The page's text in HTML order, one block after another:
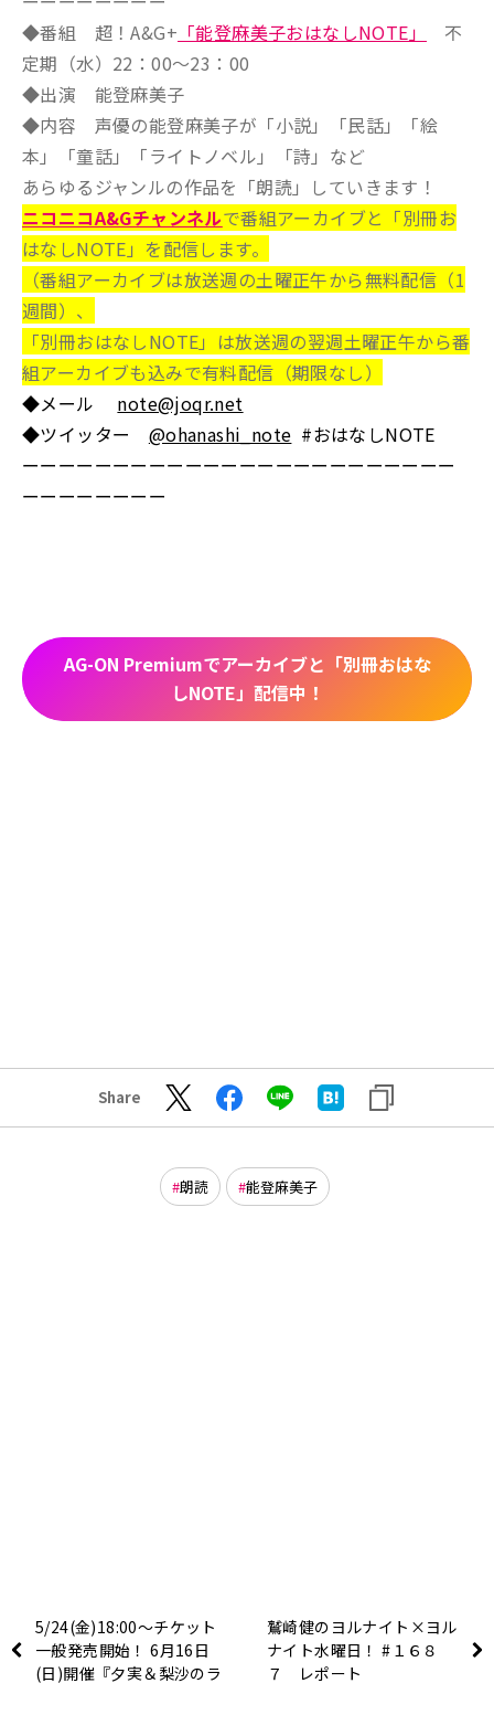
◆番組 超！A&G+ 「能登麻美子おはなしNOTE」
不
定期（水）22：00～23：00
◆出演 能登麻美子
◆内容 声優の能登麻美子が「小説」「民話」「絵
本」「童話」「ライトノベル」「詩」など
あらゆるジャンルの作品を「朗読」していきます！
ニコニコA&Gチャンネルで番組アーカイブと「別冊お
はなしNOTE」を配信します。
（番組アーカイブは放送週の土曜正午から無料配信（1
週間）、
「別冊おはなしNOTE」は放送週の翌週土曜正午から番
組アーカイブも込みで有料配信（期限なし）
◆メール note@joqr.net
◆ツイッター @ohanashi_note #おはなしNOTE
ーーーーーーーーーーーーーーーーーーーーーーーー
ーーーーーーーー
AG-ON Premiumでアーカイブと「別冊おはな
しNOTE」配信中！
Share
朗読 能登麻美子
5/24(金)18:00～チケット
一般発売開始！ 6月16日
(日)開催『夕実＆梨沙のラ
鷲崎健のヨルナイト×ヨル
ナイト水曜日！ #１６８
７ レポート